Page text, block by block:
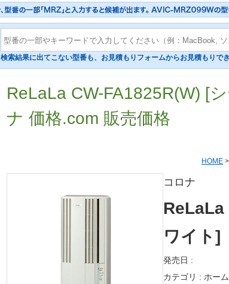
検索結果に出てこない型番も、お見積もりフォームからお見積もりでき
ReLaLa CW-FA1825R(W) [
ナ 価格.com 販売価格
HOME
コロナ
ReLaLa
ワイト]
発売日 :
カテゴリ : ホー